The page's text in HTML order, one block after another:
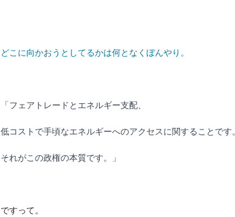
どこに向かおうとしてるかは何となくぼんやり。
「フェアトレードとエネルギー支配、
低コストで手頃なエネルギーへのアクセスに関することです。
それがこの政権の本質です。」
ですって。